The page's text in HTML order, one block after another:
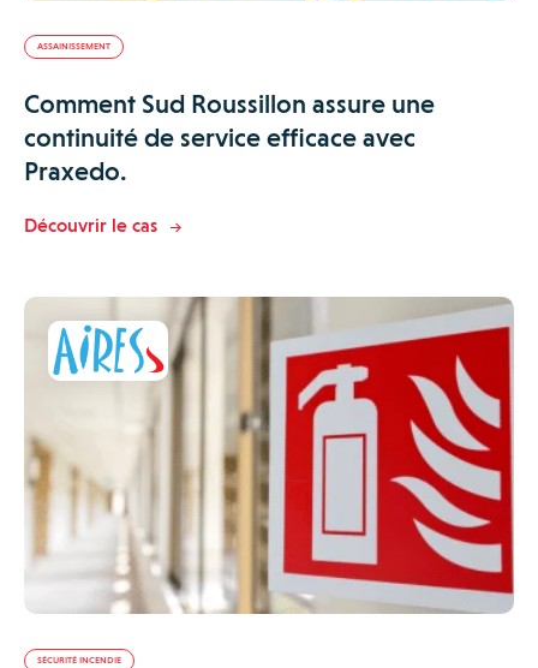
ASSAINISSEMENT
Comment Sud Roussillon assure une
continuité de service efficace avec
Praxedo.
Découvrir le cas
SÉCURITÉ INCENDIE